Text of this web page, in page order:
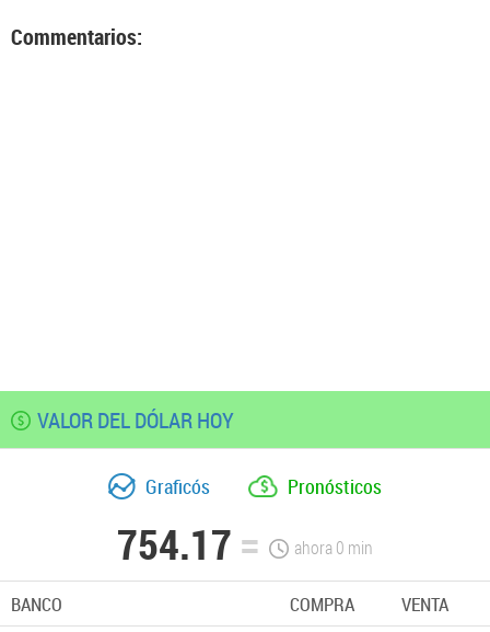
Commentarios:
VALOR DEL DÓLAR HOY
Graficós Pronósticos
754.17 ahora0 min
BANCO COMPRA VENTA